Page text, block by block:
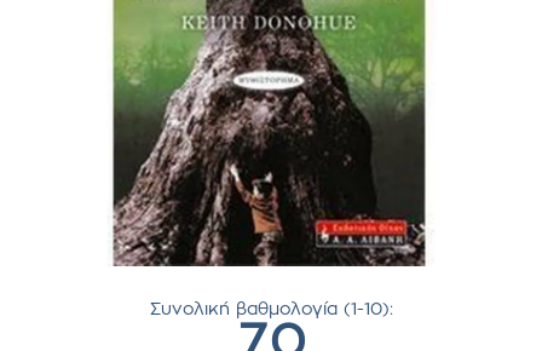
Συνολική βαθμολογία (1-10):